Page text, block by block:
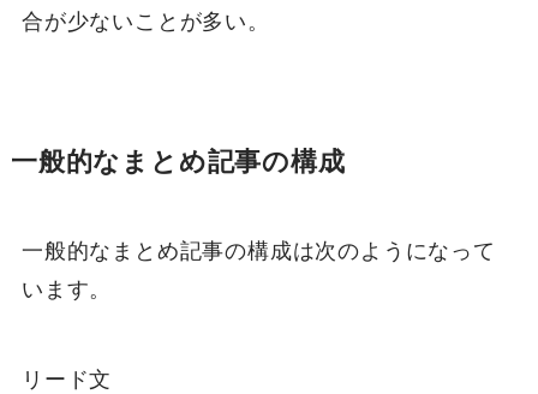
合が少ないことが多い。
一般的なまとめ記事の構成
一般的なまとめ記事の構成は次のようになって
います。
リード文